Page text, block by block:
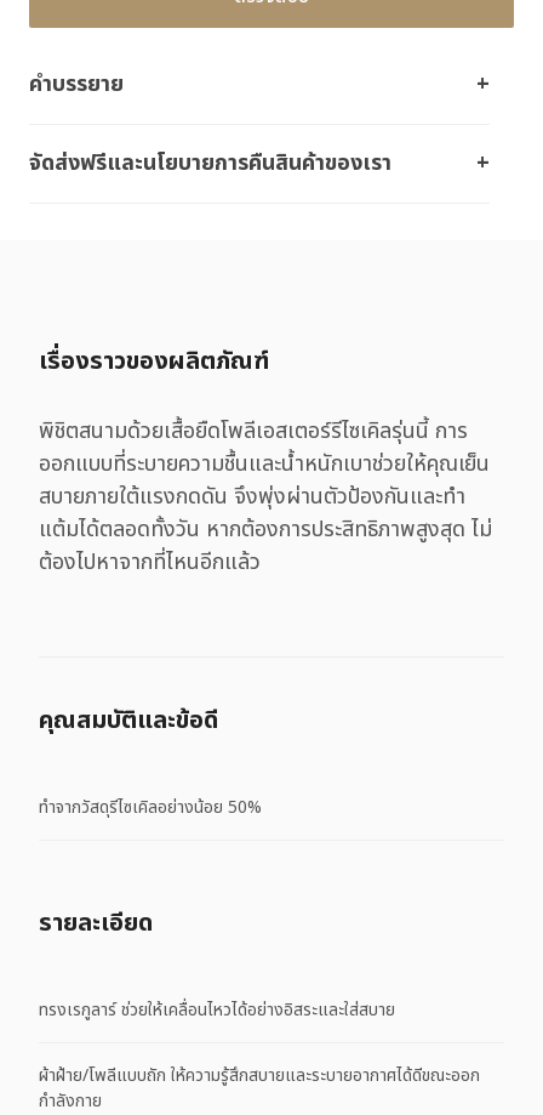
คำบรรยาย
จัดส่งฟรีและนโยบายการคืนสินค้าของเรา
เรื่องราวของผลิตภัณฑ์
พิชิตสนามด้วยเสื้อยืดโพลีเอสเตอร์รีไซเคิลรุ่นนี้ การ
ออกแบบที่ระบายความชื้นและน้ำหนักเบาช่วยให้คุณเย็น
สบายภายใต้แรงกดดัน จึงพุ่งผ่านตัวป้องกันและทำ
แต้มได้ตลอดทั้งวัน หากต้องการประสิทธิภาพสูงสุด ไม่
ต้องไปหาจากที่ไหนอีกแล้ว
คุณสมบัติและข้อดี
ทำจากวัสดุรีไซเคิลอย่างน้อย 50%
รายละเอียด
ทรงเรกูลาร์ ช่วยให้เคลื่อนไหวได้อย่างอิสระและใส่สบาย
ผ้าฝ้าย/โพลีแบบถัก ให้ความรู้สึกสบายและระบายอากาศได้ดีขณะออก
กำลังกาย